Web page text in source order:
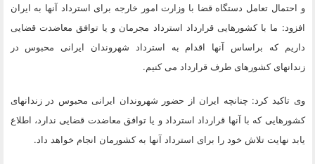
و احتمال تعامل دستگاه قضا با وزارت امور خارجه برای استرداد آنها به ایران
افزود: ما با کشورهایی قرارداد استرداد مجرمان و یا توافق معاضدت قضایی
داریم که براساس آنها اقدام به استرداد شهروندان ایرانی محبوس در
زندانهای کشورهای طرف قرارداد می کنیم.
وی تاکید کرد: چنانچه ایران از حضور شهروندان ایرانی محبوس در زندانهای
کشورهایی که با آنها قرارداد استرداد و یا توافق معاضدت قضایی ندارد، اطلاع
یابد نهایت تلاش خود را برای استرداد آنها به کشورمان انجام خواهد داد.